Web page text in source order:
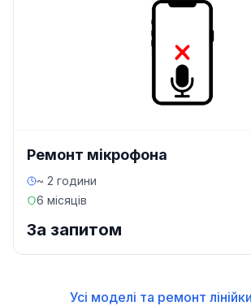
Ремонт мікрофона
~ 2 години
6 місяців
За запитом
Усі моделі та ремонт